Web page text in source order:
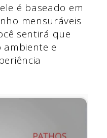
é baseado em
mensuráveis
sentirá que
e